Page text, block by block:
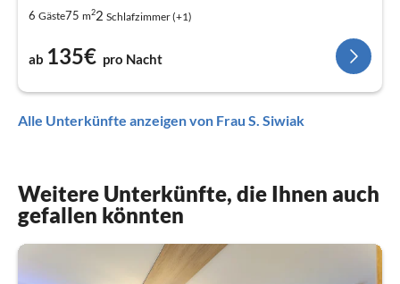
6 Gäste75 m22 Schlafzimmer (+1)
ab 135€ pro Nacht
Alle Unterkünfte anzeigen von Frau S. Siwiak
Weitere Unterkünfte, die Ihnen auch
gefallen könnten